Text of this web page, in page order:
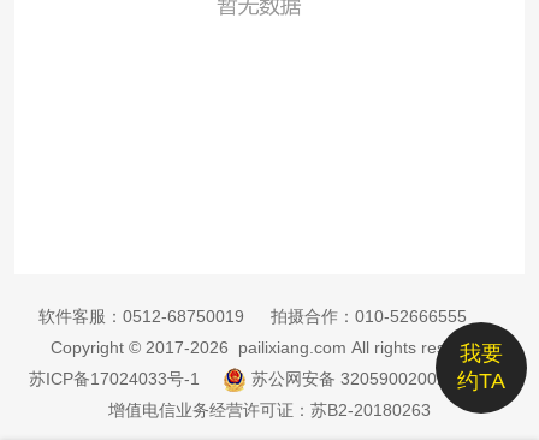
我要
约TA
软件客服： 0512-68750019 拍摄合作： 010-52666555
Copyright © 2017-2026 pailixiang.com All rights reserved
苏ICP备17024033号-1
苏公网安备 32059002002885号
增值电信业务经营许可证：苏B2-20180263